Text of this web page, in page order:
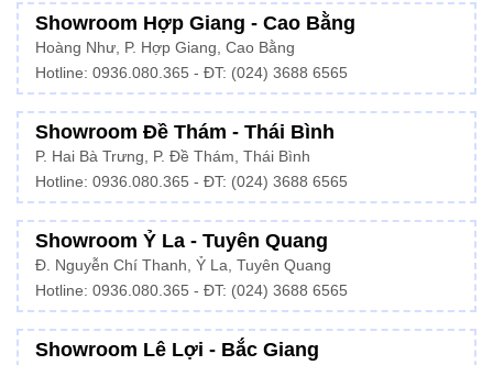
Showroom Hợp Giang - Cao Bằng
Hoàng Như, P. Hợp Giang, Cao Bằng
Hotline: 0936.080.365 - ĐT: (024) 3688 6565
Showroom Đề Thám - Thái Bình
P. Hai Bà Trưng, P. Đề Thám, Thái Bình
Hotline: 0936.080.365 - ĐT: (024) 3688 6565
Showroom Ỷ La - Tuyên Quang
Đ. Nguyễn Chí Thanh, Ỷ La, Tuyên Quang
Hotline: 0936.080.365 - ĐT: (024) 3688 6565
Showroom Lê Lợi - Bắc Giang